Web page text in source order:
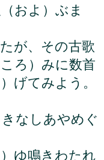
およ）ぶま
が、その古歌
ろ）みに数首
げてみよう。
なしあやめぐ
ゆ鳴きわたれ